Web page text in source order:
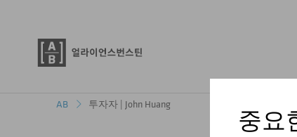
AB 투자자 | John Huang
중요